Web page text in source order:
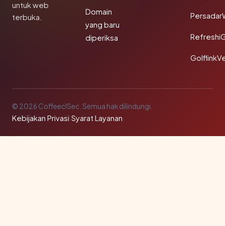
untuk web
terbuka.
Domain
yang baru
diperiksa
© 2026 CoffeeclSec. Semua hak dilindungi.
Kebijakan Privasi·Syarat Layanan